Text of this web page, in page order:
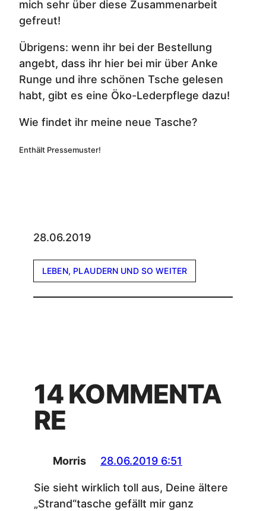
mich sehr über diese Zusammenarbeit
gefreut!
Übrigens: wenn ihr bei der Bestellung
angebt, dass ihr hier bei mir über Anke
Runge und ihre schönen Tsche gelesen
habt, gibt es eine Öko-Lederpflege dazu!
Wie findet ihr meine neue Tasche?
Enthält Pressemuster!
28.06.2019
LEBEN, PLAUDERN UND SO WEITER
14 KOMMENTA
RE
Morris 28.06.2019 6:51
Sie sieht wirklich toll aus, Deine ältere
„Strand“tasche gefällt mir ganz